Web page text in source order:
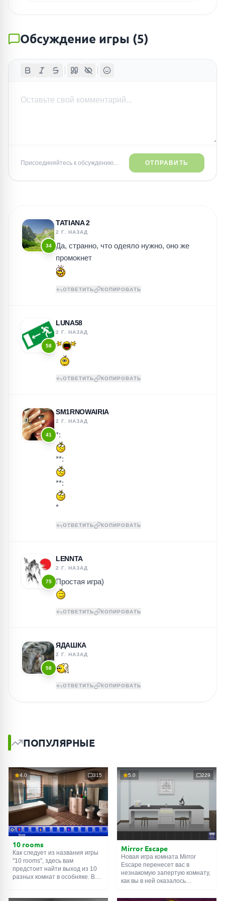
Обсуждение игры (5)
Присоединяйтесь к обсуждению... ОТПРАВИТЬ
34
TATIANA 2
2 Г. НАЗАД
Да, странно, что одеяло нужно, оно же
промокнет
ОТВЕТИТЬ КОПИРОВАТЬ
58
LUNA58
2 Г. НАЗАД
ОТВЕТИТЬ КОПИРОВАТЬ
41
SM1RNOWAIRIA
2 Г. НАЗАД
*:
**:
**:
*
ОТВЕТИТЬ КОПИРОВАТЬ
75
LENNTA
2 Г. НАЗАД
Простая игра)
ОТВЕТИТЬ КОПИРОВАТЬ
58
ЯДАШКА
2 Г. НАЗАД
ОТВЕТИТЬ КОПИРОВАТЬ
ПОПУЛЯРНЫЕ
4.0 315
10 rooms
Как следует из названия игры
"10 rooms", здесь вам
предстоит найти выход из 10
разных комнат в особняке. В
5.0 229
Mirror Escape
Новая игра комната Mirror
Escape перенесет вас в
незнакомую запертую комнату,
как вы в ней оказалось
смекалки попробуйте решить